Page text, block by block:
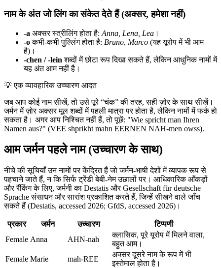
नाम के अंत जो लिंग का संकेत देते हैं (अक्सर, हमेशा नहीं)
-a अक्सर स्त्रीलिंग होता है: Anna, Lena, Lea ।
-oकभी-कभी पुल्लिंग होता है: Bruno, Marco (यह यूरोप में भी आम
है)।
-chen / -lein शब्दों में छोटा रूप दिखा सकते हैं, लेकिन आधुनिक नामों में
यह अंत आम नहीं है।
💡 एक व्यावहारिक उच्चारण आदत
जब आप कोई नाम सीखें, तो उसे पूरे “चंक” की तरह, सही ज़ोर के साथ सीखें।
जर्मन में ज़ोर अक्सर मूल शब्दों में पहली मात्रा पर होता है, लेकिन नामों में फर्क हो
सकता है। अगर आप निश्चित नहीं हैं, तो पूछें: "Wie spricht man Ihren
Namen aus?" (VEE shprikht mahn EERNEN NAH-men owss).
आम जर्मन पहले नाम (उच्चारण के साथ)
नीचे की सूचियाँ उन नामों पर केंद्रित हैं जो जर्मन-भाषी देशों में व्यापक रूप से
पहचाने जाते हैं, न कि सिर्फ ट्रेंडी बेबी-नेम उछालों पर। आधिकारिक आँकड़ों
और रैंकिंग के लिए, जर्मनी का Destatis और Gesellschaft für deutsche
Sprache संसाधन और सारांश प्रकाशित करते हैं, जिन्हें सीखने वाले जाँच
सकते हैं (Destatis, accessed 2026; GfdS, accessed 2026)।
प्रकार जर्मन उच्चारण
टिप्पणी
Female Anna AHN-nah
क्लासिक, पूरे यूरोप में मिलने वाला,
बहुत आम।
Female Marie mah-REE
अक्सर दूसरे नाम के रूप में भी
इस्तेमाल होता है।